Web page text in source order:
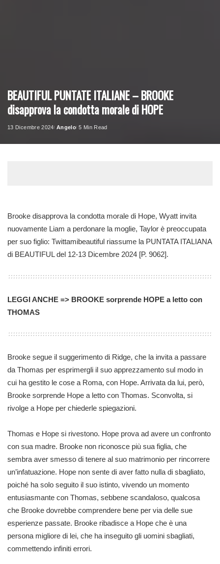
BEAUTIFUL PUNTATE ITALIANE – BROOKE
disapprova la condotta morale di HOPE
13 Dicembre 2024
Posted
Angelo 5 Min Read
Brooke disapprova la condotta morale di Hope, Wyatt invita
nuovamente Liam a perdonare la moglie, Taylor è preoccupata
per suo figlio: Twittamibeautiful riassume la PUNTATA ITALIANA
di BEAUTIFUL del 12-13 Dicembre 2024 [P. 9062].
LEGGI ANCHE => BROOKE sorprende HOPE a letto con
THOMAS
Brooke segue il suggerimento di Ridge, che la invita a passare
da Thomas per esprimergli il suo apprezzamento sul modo in
cui ha gestito le cose a Roma, con Hope. Arrivata da lui, però,
Brooke sorprende Hope a letto con Thomas. Sconvolta, si
rivolge a Hope per chiederle spiegazioni.
Thomas e Hope si rivestono. Hope prova ad avere un confronto
con sua madre. Brooke non riconosce più sua figlia, che
sembra aver smesso di tenere al suo matrimonio per rincorrere
un’infatuazione. Hope non sente di aver fatto nulla di sbagliato,
poiché ha solo seguito il suo istinto, vivendo un momento
entusiasmante con Thomas, sebbene scandaloso, qualcosa
che Brooke dovrebbe comprendere bene per via delle sue
esperienze passate. Brooke ribadisce a Hope che è una
persona migliore di lei, che ha inseguito gli uomini sbagliati,
commettendo infiniti errori.